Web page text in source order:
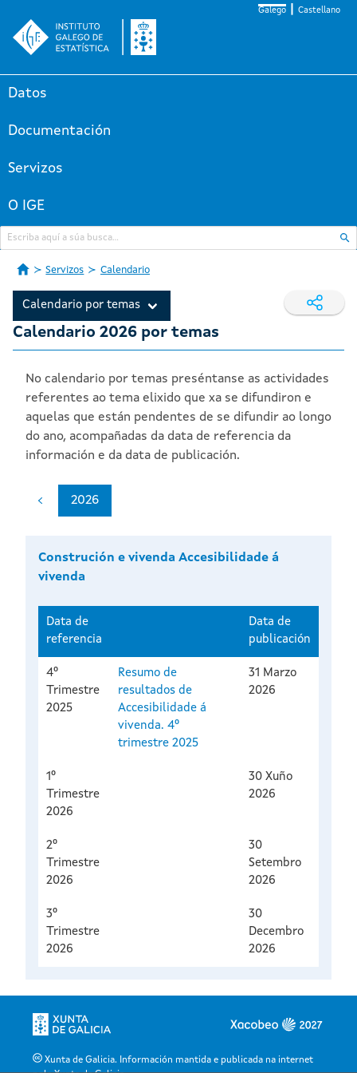
Galego Castellano
Datos
Documentación
Servizos
O IGE
Servizos Calendario
Calendario por temas
Calendario 2026 por temas
No calendario por temas preséntanse as actividades
referentes ao tema elixido que xa se difundiron e
aquelas que están pendentes de se difundir ao longo
do ano, acompañadas da data de referencia da
información e da data de publicación.
2026
Construción e vivenda Accesibilidade á
vivenda
Data de
referencia
Data de
publicación
4º
Trimestre
2025
Resumo de
resultados de
Accesibilidade á
vivenda. 4º
trimestre 2025
31 Marzo
2026
1º
Trimestre
2026
30 Xuño
2026
2º
Trimestre
2026
30
Setembro
2026
3º
Trimestre
2026
30
Decembro
2026
Xunta de Galicia. Información mantida e publicada na internet